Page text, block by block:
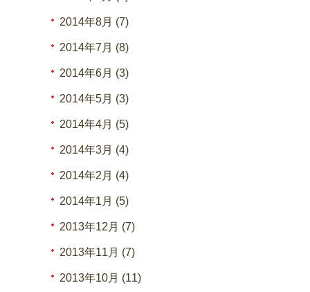
2014年8月 (7)
2014年7月 (8)
2014年6月 (3)
2014年5月 (3)
2014年4月 (5)
2014年3月 (4)
2014年2月 (4)
2014年1月 (5)
2013年12月 (7)
2013年11月 (7)
2013年10月 (11)